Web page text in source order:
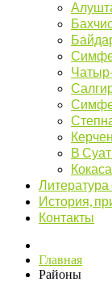
В
История,
Контакты
Главная
Районы